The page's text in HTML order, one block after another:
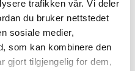
trafikken vår. Vi deler
du bruker nettstedet
sosiale medier,
som kan kombinere den
gjort tilgjengelig for dem,